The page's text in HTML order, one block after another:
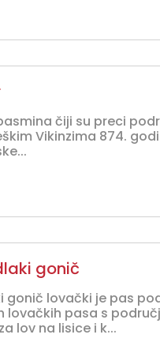
čiji su preci
Vikinzima 874.
gonič
lovački je pas
lovačkih pasa s
lov na lisice i k...